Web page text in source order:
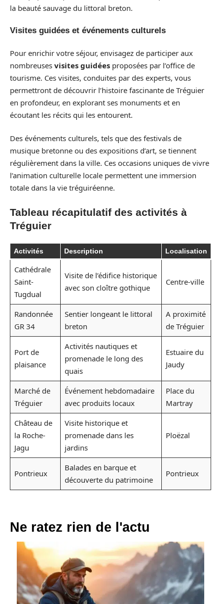
la beauté sauvage du littoral breton.
Visites guidées et événements culturels
Pour enrichir votre séjour, envisagez de participer aux
nombreuses visites guidées proposées par l’office de
tourisme. Ces visites, conduites par des experts, vous
permettront de découvrir l’histoire fascinante de Tréguier
en profondeur, en explorant ses monuments et en
écoutant les récits qui les entourent.
Des événements culturels, tels que des festivals de
musique bretonne ou des expositions d’art, se tiennent
régulièrement dans la ville. Ces occasions uniques de vivre
l’animation culturelle locale permettent une immersion
totale dans la vie tréguiréenne.
Tableau récapitulatif des activités à
Tréguier
Activités Description Localisation
Cathédrale
Saint-
Tugdual
Visite de l’édifice historique
avec son cloître gothique
Centre-ville
Randonnée
GR 34
Sentier longeant le littoral
breton
A proximité
de Tréguier
Port de
plaisance
Activités nautiques et
promenade le long des
quais
Estuaire du
Jaudy
Marché de
Tréguier
Événement hebdomadaire
avec produits locaux
Place du
Martray
Château de
la Roche-
Jagu
Visite historique et
promenade dans les
jardins
Ploëzal
Pontrieux
Balades en barque et
découverte du patrimoine
Pontrieux
Ne ratez rien de l'actu